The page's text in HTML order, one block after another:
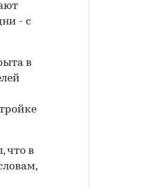
- с
в
что в